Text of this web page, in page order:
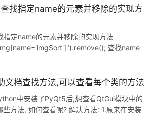
<名字>孙悟空</名
找指定name的元素并移除的实现方
定name的元素并移除的实现方法
查找name
,也希望大家多多支持我们.
文档查找方法,可以查看每个类的方法
中安装了PyQt5后,想查看QtGui模块中的
方法, 如何查看呢? 解决方法: 1.原来在安装